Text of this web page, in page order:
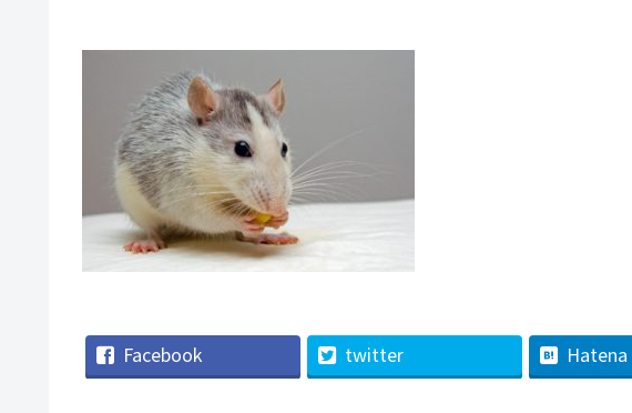
Facebook twitter Hatena